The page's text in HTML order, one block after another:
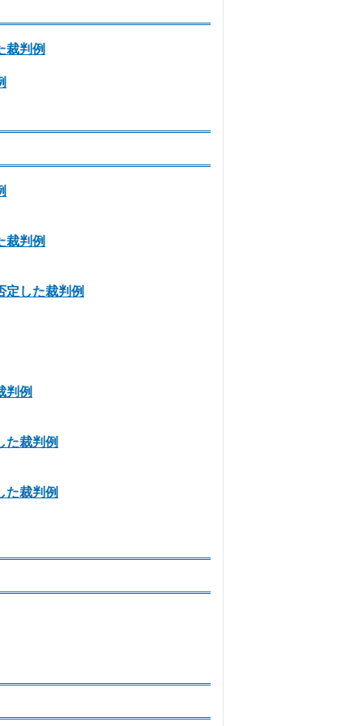
裁判例
裁判例
定した裁判例
判例
た裁判例
た裁判例